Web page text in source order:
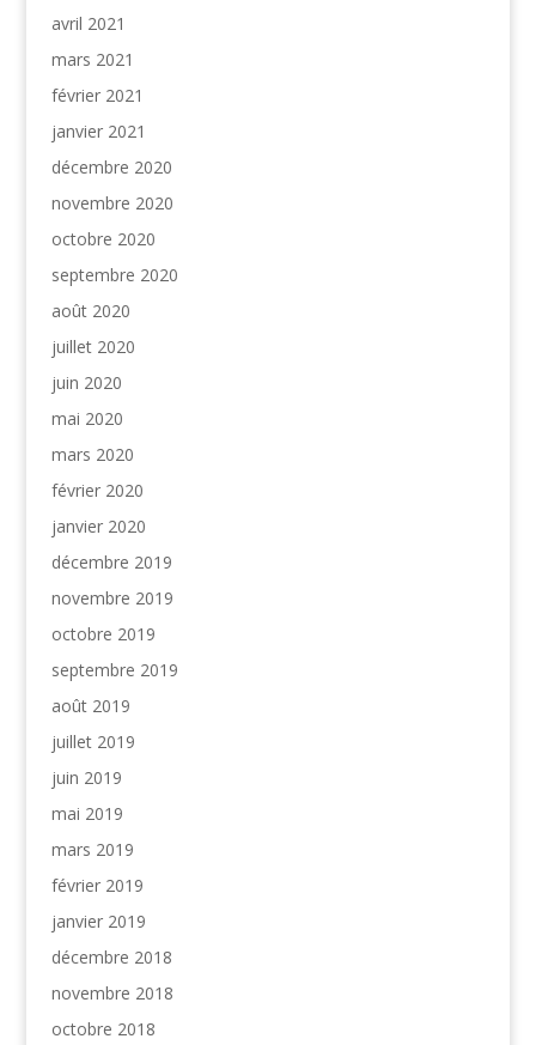
avril 2021
mars 2021
février 2021
janvier 2021
décembre 2020
novembre 2020
octobre 2020
septembre 2020
août 2020
juillet 2020
juin 2020
mai 2020
mars 2020
février 2020
janvier 2020
décembre 2019
novembre 2019
octobre 2019
septembre 2019
août 2019
juillet 2019
juin 2019
mai 2019
mars 2019
février 2019
janvier 2019
décembre 2018
novembre 2018
octobre 2018